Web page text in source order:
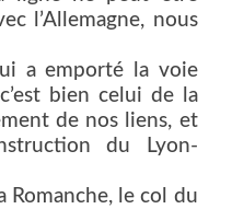
l’Allemagne, nous
a emporté la voie
bien celui de la
de nos liens, et
du Lyon-
Romanche, le col du